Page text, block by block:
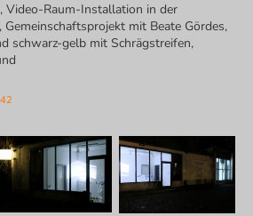
Video-Raum-Installation in der
mit Beate Gördes,
schwarz-gelb mit Schrägstreifen,